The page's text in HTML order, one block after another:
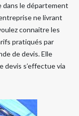
le département
ne livrant
connaitre les
pratiqués par
de devis. Elle
devis s’effectue via